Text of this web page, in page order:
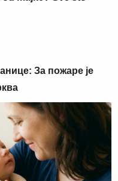
За пожаре је